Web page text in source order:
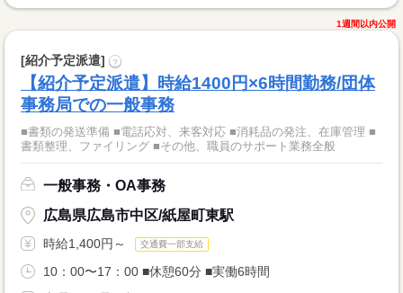
1週間以内公開
[紹介予定派遣] ?
【紹介予定派遣】時給1400円×6時間勤務/団体
事務局での一般事務
■書類の発送準備 ■電話応対、来客対応 ■消耗品の発注、在庫管理 ■
書類整理、ファイリング ■その他、職員のサポート業務全般
一般事務・OA事務
広島県広島市中区/紙屋町東駅
時給1,400円～ 交通費一部支給
10：00〜17：00 ■休憩60分 ■実働6時間